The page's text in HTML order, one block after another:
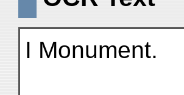
I Monument.